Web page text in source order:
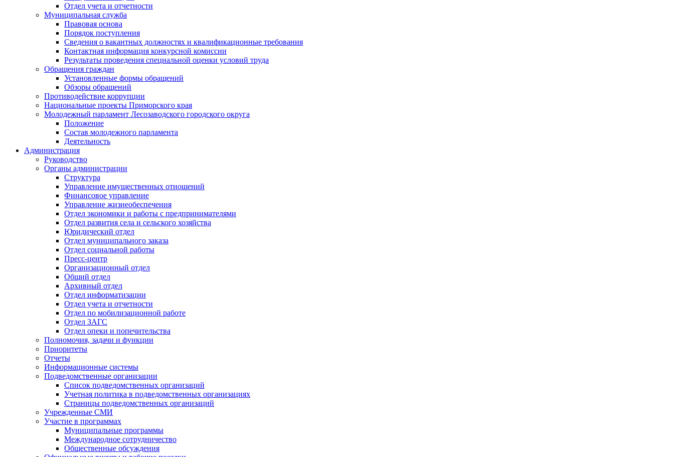
Отдел учета и отчетности
Муниципальная служба
Правовая основа
Порядок поступления
Сведения о вакантных должностях и квалификационные требования
Контактная информация конкурсной комиссии
Результаты проведения специальной оценки условий труда
Обращения граждан
Установленные формы обращений
Обзоры обращений
Противодействие коррупции
Национальные проекты Приморского края
Молодежный парламент Лесозаводского городского округа
Положение
Состав молодежного парламента
Деятельность
Администрация
Руководство
Органы администрации
Структура
Управление имущественных отношений
Финансовое управление
Управление жизнеобеспечения
Отдел экономики и работы с предпринимателями
Отдел развития села и сельского хозяйства
Юридический отдел
Отдел муниципального заказа
Отдел социальной работы
Пресс-центр
Организационный отдел
Общий отдел
Архивный отдел
Отдел информатизации
Отдел учета и отчетности
Отдел по мобилизационной работе
Отдел ЗАГС
Отдел опеки и попечительства
Полномочия, задачи и функции
Приоритеты
Отчеты
Информационные системы
Подведомственные организации
Список подведомственных организаций
Учетная политика в подведомственных организациях
Страницы подведомственных организаций
Учрежденные СМИ
Участие в программах
Муниципальные программы
Международное сотрудничество
Общественные обсуждения